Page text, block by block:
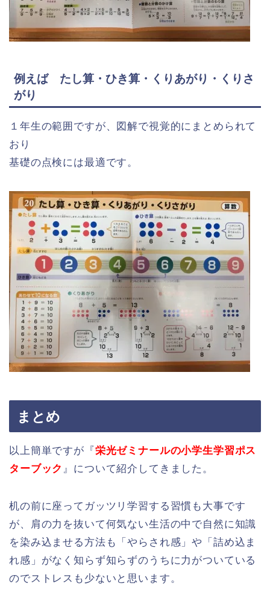
例えば たし算・ひき算・くりあがり・くりさ
がり
１年生の範囲ですが、図解で視覚的にまとめられて
おり
基礎の点検には最適です。
まとめ
以上簡単ですが『 栄光ゼミナールの小学生学習ポス
ターブック 』について紹介してきました。
机の前に座ってガッツリ学習する習慣も大事です
が、肩の力を抜いて何気ない生活の中で自然に知識
を染み込ませる方法も「やらされ感」や「詰め込ま
れ感」がなく知らず知らずのうちに力がついている
のでストレスも少ないと思います。